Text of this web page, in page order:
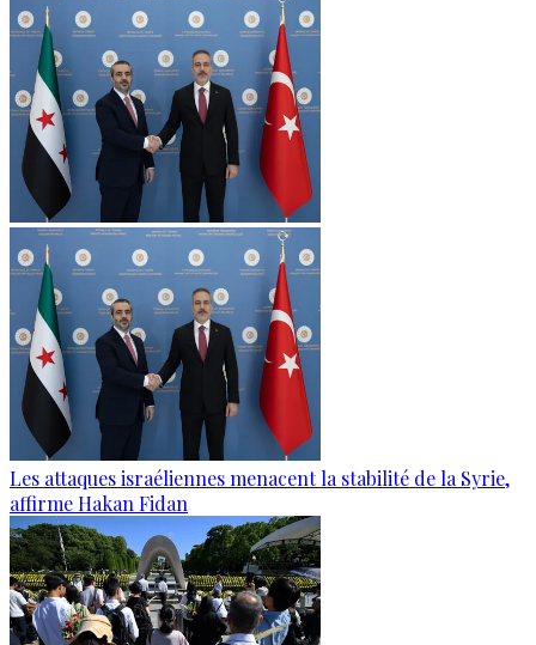
Les attaques israéliennes menacent la stabilité de la Syrie,
affirme Hakan Fidan